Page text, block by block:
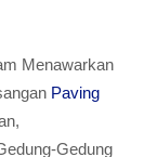
Menawarkan
Paving
Gedung